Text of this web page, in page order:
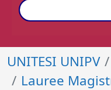
UNITESI UNIPV
Lauree